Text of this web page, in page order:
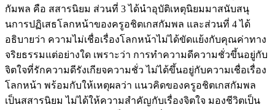
กัมพล คือ สสารนิยม ส่วนที่ 3 ได้นำอุบัติเหตุนิยมมาสนับสนุ
นการปฏิเสธโลกหน้าของครูอชิตเกสกัมพล และส่วนที่ 4 ได้
อธิบายว่า ความไม่เชื่อเรื่องโลกหน้าไม่ได้ขัดแย้งกับคุณค่าทาง
จริยธรรมแต่อย่างใด เพราะว่า การทำความดีความชั่วขึ้นอยู่กับ
จิตใจที่รักความดีรังเกียจความชั่ว ไม่ได้ขึ้นอยู่กับความเชื่อเรื่อง
โลกหน้า พร้อมกับให้เหตุผลว่า แนวคิดของครูอชิตเกสกัมพล
เป็นสสารนิยม ไม่ได้ให้ความสำคัญกับเรื่องจิตใจ มองชีวิตเป็น